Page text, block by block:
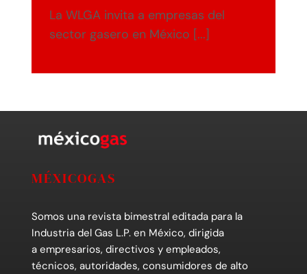
La WLGA invita a empresas del
sector gasero en México [...]
MÉXICOGAS
Somos una revista bimestral editada para la
Industria del Gas L.P. en México, dirigida
a empresarios, directivos y empleados,
técnicos, autoridades, consumidores de alto